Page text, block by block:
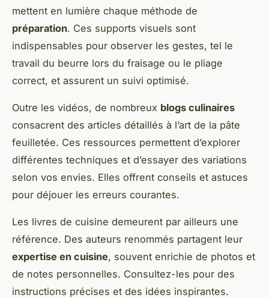
mettent en lumière chaque méthode de
préparation. Ces supports visuels sont
indispensables pour observer les gestes, tel le
travail du beurre lors du fraisage ou le pliage
correct, et assurent un suivi optimisé.
Outre les vidéos, de nombreux blogs culinaires
consacrent des articles détaillés à l’art de la pâte
feuilletée. Ces ressources permettent d’explorer
différentes techniques et d’essayer des variations
selon vos envies. Elles offrent conseils et astuces
pour déjouer les erreurs courantes.
Les livres de cuisine demeurent par ailleurs une
référence. Des auteurs renommés partagent leur
expertise en cuisine, souvent enrichie de photos et
de notes personnelles. Consultez-les pour des
instructions précises et des idées inspirantes.